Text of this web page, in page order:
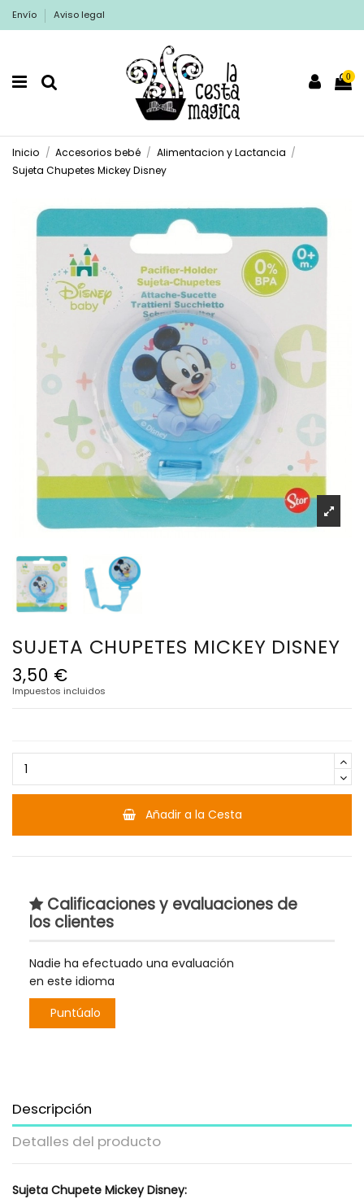
Envío Aviso legal
0
Inicio Accesorios bebé
Alimentacion y Lactancia
Sujeta Chupetes Mickey Disney
SUJETA CHUPETES MICKEY DISNEY
3,50 €
Impuestos incluidos
Añadir a la Cesta
Calificaciones y evaluaciones de
los clientes
Nadie ha efectuado una evaluación
en este idioma
Puntúalo
Descripción
Detalles del producto
Sujeta Chupete Mickey Disney: